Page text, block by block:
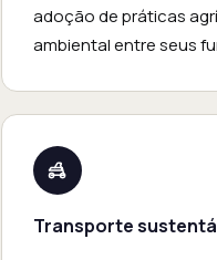
adoção de práticas
ambiental entre seus
Transporte